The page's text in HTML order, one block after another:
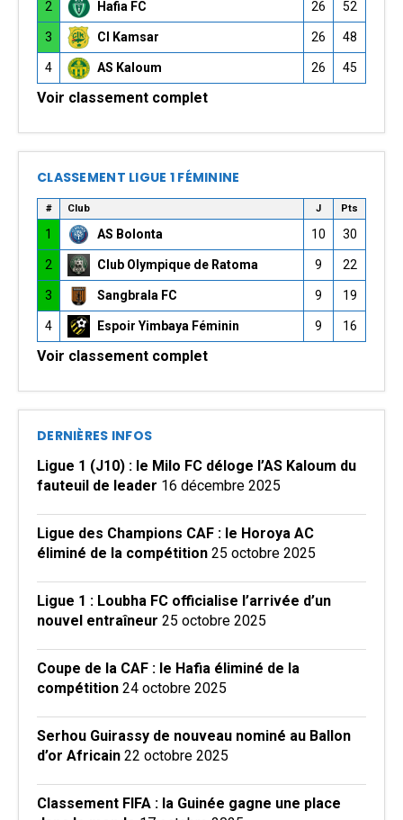
2 Hafia FC 26 52
3 CI Kamsar 26 48
4 AS Kaloum 26 45
Voir classement complet
CLASSEMENT LIGUE 1 FÉMININE
# Club J Pts
1 AS Bolonta 10 30
2 Club Olympique de Ratoma 9 22
3 Sangbrala FC 9 19
4 Espoir Yimbaya Féminin 9 16
Voir classement complet
DERNIÈRES INFOS
Ligue 1 (J10) : le Milo FC déloge l’AS Kaloum du
fauteuil de leader 16 décembre 2025
Ligue des Champions CAF : le Horoya AC
éliminé de la compétition 25 octobre 2025
Ligue 1 : Loubha FC officialise l’arrivée d’un
nouvel entraîneur 25 octobre 2025
Coupe de la CAF : le Hafia éliminé de la
compétition 24 octobre 2025
Serhou Guirassy de nouveau nominé au Ballon
d’or Africain 22 octobre 2025
Classement FIFA : la Guinée gagne une place